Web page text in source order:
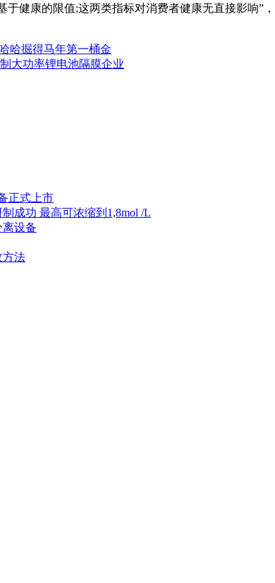
健康的限值;这两类指标对消费者健康无直接影响”
哈掘得马年第一桶金
大功率锂电池隔膜企业
正式上市
成功 最高可浓缩到1,8mol /L
设备
方法